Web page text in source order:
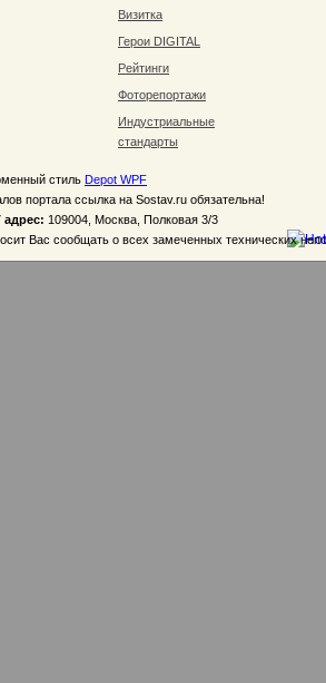
Визитка
Герои DIGITAL
Рейтинги
Фоторепортажи
Индустриальные
стандарты
стиль Depot WPF
портала ссылка на Sostav.ru обязательна!
адрес: 109004, Москва, Полковая 3/3
Вас сообщать о всех замеченных технических